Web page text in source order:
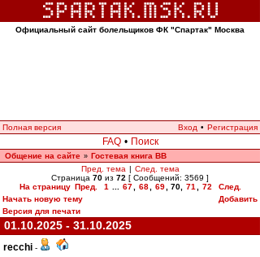
Официальный сайт болельщиков ФК "Спартак" Москва
Полная версия Вход • Регистрация
FAQ • Поиск
Общение на сайте » Гостевая книга ВВ
Пред. тема | След. тема
Страница 70 из 72 [ Сообщений: 3569 ]
На страницу Пред. 1 67 68 69 70, 71 72
След.
Начать новую тему
Добавить
Версия для печати
01.10.2025 - 31.10.2025
recchi -